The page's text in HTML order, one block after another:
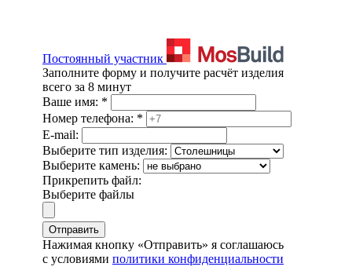
Постоянный участник
Заполните форму и получите расчёт изделия
всего за 8 минут
Ваше имя: *
Номер телефона: *
E-mail:
Выберите тип изделия:
Выберите камень:
Прикрепить файл:
Выберите файлы
Отправить
Нажимая кнопку «Отправить» я соглашаюсь
с условиями политики конфиденциальности